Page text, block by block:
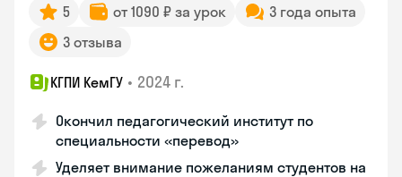
5 от 1090 ₽ за урок
3 года опыта
3 отзыва
КГПИ КемГУ • 2024 г.
Окончил педагогический институт по
специальности «перевод»
Уделяет внимание пожеланиям студентов на